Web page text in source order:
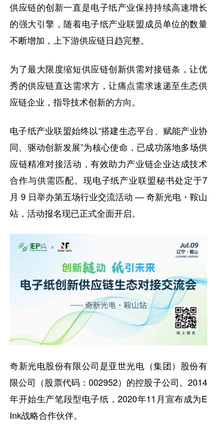
供应链的创新一直是电子纸产业保持持续高速增长
的强大引擎，随着电子纸产业联盟成员单位的数量
不断增加，上下游供应链日趋完整。
为了最大限度缩短供应链创新供需对接链条，让优
秀的供应链直达需求方，让痛点需求速递至生态供
应链企业，指导技术创新的方向。
电子纸产业联盟始终以“搭建生态平台、赋能产业协
同、驱动创新发展”为核心使命，已成功落地多场供
应链精准对接活动，有效助力产业链企业达成技术
合作与供需匹配。现电子纸产业联盟秘书处定于7
月 9 日举办第五场行业交流活动 — 奇新光电・鞍山
站，活动报名现已正式全面开启。
奇新光电股份有限公司是亚世光电（集团）股份有
限公司（股票代码：002952）的控股子公司。2014
年开始生产笔段型电子纸，2020年11月宣布成为E
Ink战略合作伙伴。